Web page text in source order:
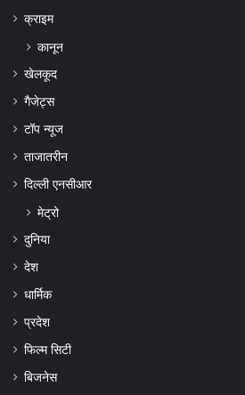
क्राइम
कानून
खेलकूद
गैजेट्स
टॉप न्यूज
ताजातरीन
दिल्ली एनसीआर
मेट्रो
दुनिया
देश
धार्मिक
प्रदेश
फिल्म सिटी
बिजनेस